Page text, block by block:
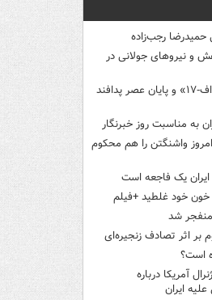
حمیدرضا رجب‌زاده
و نیروهای جولانی در
استقرار انبوه «دی‌اف‑۱۷» و پایان عصر پدافند
به مناسبت روز خبرنگار
واشنگتن را هم محکوم
ایران یک فاجعه است
خون خود غلطید +فیلم
منفجر شد
است؟
آمریکا درباره
ایران